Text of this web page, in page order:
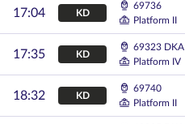
17:04 KD
69736
Platform II
17:35 KD
69323 DKA
Platform IV
18:32 KD
69740
Platform II